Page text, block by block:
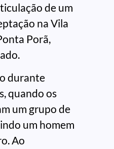
de um
na Vila
Porã,
durante
quando os
um grupo de
um homem
Ao